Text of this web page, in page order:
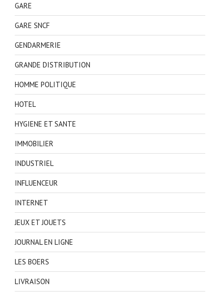
GARE
GARE SNCF
GENDARMERIE
GRANDE DISTRIBUTION
HOMME POLITIQUE
HOTEL
HYGIENE ET SANTE
IMMOBILIER
INDUSTRIEL
INFLUENCEUR
INTERNET
JEUX ET JOUETS
JOURNAL EN LIGNE
LES BOERS
LIVRAISON